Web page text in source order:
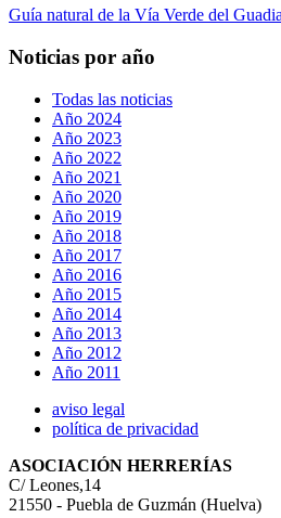
Guía natural de la Vía Verde del
Noticias por año
Todas las noticias
Año 2024
Año 2023
Año 2022
Año 2021
Año 2020
Año 2019
Año 2018
Año 2017
Año 2016
Año 2015
Año 2014
Año 2013
Año 2012
Año 2011
aviso legal
política de privacidad
ASOCIACIÓN HERRERÍAS
C/ Leones,14
21550 - Puebla de Guzmán (Huelva)